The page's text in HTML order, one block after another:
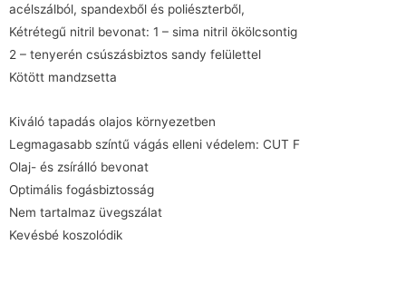
acélszálból, spandexből és poliészterből,
Kétrétegű nitril bevonat: 1 – sima nitril ökölcsontig
2 – tenyerén csúszásbiztos sandy felülettel
Kötött mandzsetta
Kiváló tapadás olajos környezetben
Legmagasabb színtű vágás elleni védelem: CUT F
Olaj- és zsírálló bevonat
Optimális fogásbiztosság
Nem tartalmaz üvegszálat
Kevésbé koszolódik